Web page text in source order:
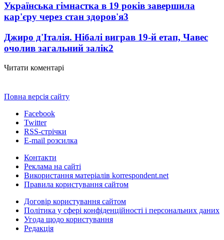
Українська гімнастка в 19 років завершила
кар'єру через стан здоров'я3
Джиро д'Італія. Нібалі виграв 19-й етап, Чавес
очолив загальний залік2
Читати коментарі
Повна версія сайту
Facebook
Twitter
RSS-стрічки
E-mail розсилка
Контакти
Реклама на сайті
Використання матеріалів korrespondent.net
Правила користування сайтом
Договір користування сайтом
Політика у сфері конфіденційності і персональних даних
Угода щодо користування
Редакція